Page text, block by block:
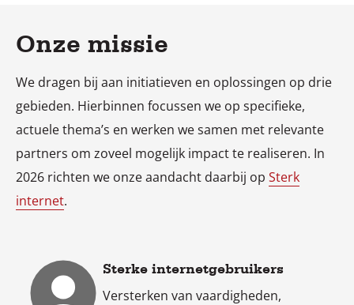
Onze missie
We dragen bij aan initiatieven en oplossingen op drie
gebieden. Hierbinnen focussen we op specifieke,
actuele thema’s en werken we samen met relevante
partners om zoveel mogelijk impact te realiseren. In
2026 richten we onze aandacht daarbij op Sterk
internet.
Sterke internetgebruikers
Versterken van vaardigheden,